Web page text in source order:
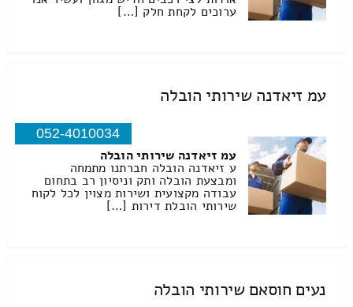
ערוכים לקחת חלק […]
עמ זיאדנה שירותי הובלה
052-4010034
עמ זיאדנה שירותי הובלה
ע זיאדנה הובלה חברתנו מתמחה
ומבצעת הובלה ותק וניסיון רב בתחום
עבודה מקצועית ושירות מצוין לכל לקוח
שירותי הובלת דירות […]
נעים חוסאם שירותי הובלה